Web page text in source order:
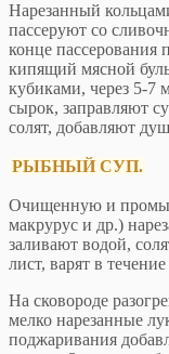
Нарезанный
пассеруют со
конце
кипящий мясной
кубиками, через 5-7
сырок, заправляют
солят, добавляют
РЫБНЫЙ СУП.
Очищенную и
макрурус и др.)
заливают водой,
лист, варят в
На сковороде
мелко нарезанные
поджаривания